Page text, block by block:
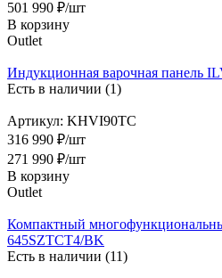
501 990 ₽/шт
В корзину
Outlet
Индукционная варочная панель
Есть в наличии (1)
Артикул: KHVI90TC
316 990 ₽/шт
271 990 ₽/шт
В корзину
Outlet
Компактный
645SZTCT4/BK
Есть в наличии (11)